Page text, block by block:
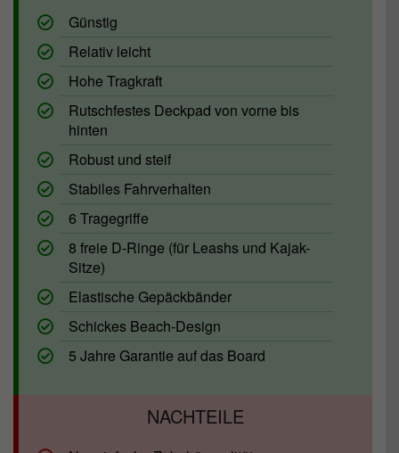
Günstig
Relativ leicht
Hohe Tragkraft
Rutschfestes Deckpad von vorne bis
hinten
Robust und steif
Stabiles Fahrverhalten
6 Tragegriffe
8 freie D-Ringe (für Leashs und Kajak-
Sitze)
Elastische Gepäckbänder
Schickes Beach-Design
5 Jahre Garantie auf das Board